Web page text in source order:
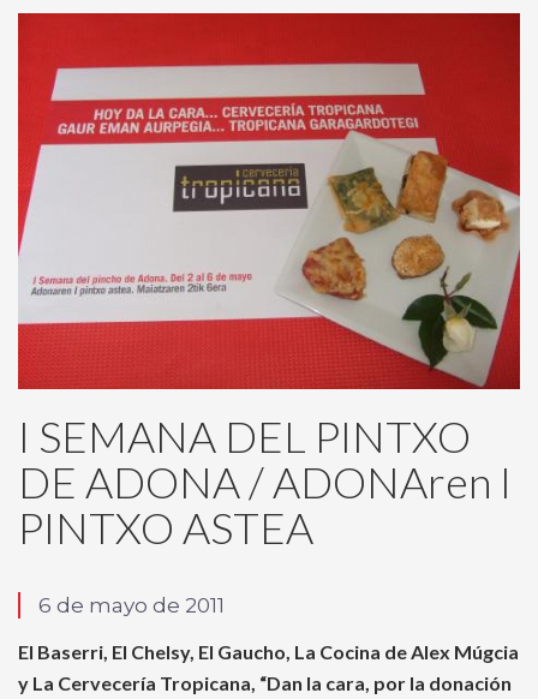
I SEMANA DEL PINTXO
DE ADONA / ADONAren I
PINTXO ASTEA
6 de mayo de 2011
El Baserri, El Chelsy, El Gaucho, La Cocina de Alex Múgcia
y La Cervecería Tropicana, “Dan la cara, por la donación